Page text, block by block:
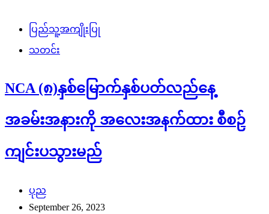
ပြည်သူ့အကျိုးပြု
သတင်း
NCA (၈)နှစ်မြောက်နှစ်ပတ်လည်နေ့
အခမ်းအနားကို အလေးအနက်ထား စီစဉ်
ကျင်းပသွားမည်
ပုည
September 26, 2023